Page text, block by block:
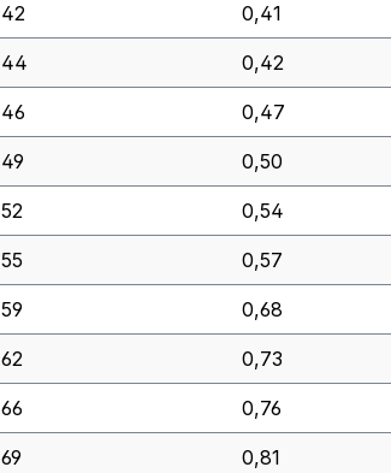
42 0,41
44 0,42
46 0,47
49 0,50
52 0,54
55 0,57
59 0,68
62 0,73
66 0,76
69 0,81